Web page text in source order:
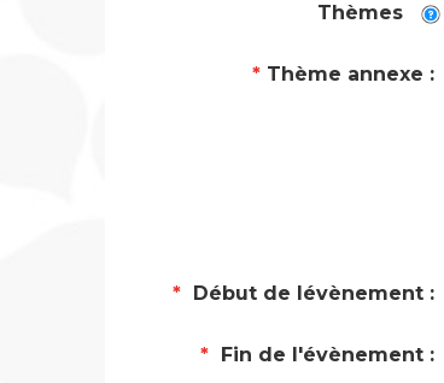
Thèmes
*Thème annexe :
* Début de lévènement :
* Fin de l'évènement :